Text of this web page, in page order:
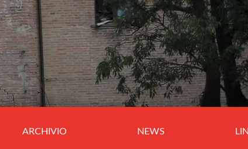
ARCHIVIO NEWS